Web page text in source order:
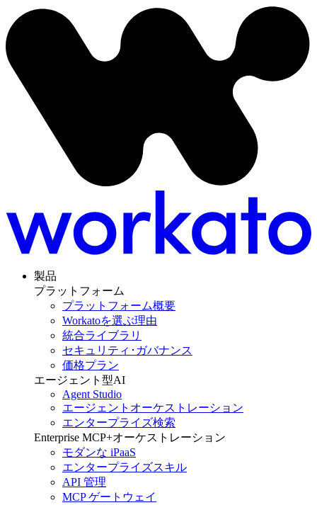
製品
プラットフォーム
プラットフォーム概要
Workatoを選ぶ理由
統合ライブラリ
セキュリティ･ガバナンス
価格プラン
エージェント型AI
Agent Studio
エージェントオーケストレーション
エンタープライズ検索
Enterprise MCP+オーケストレーション
モダンな iPaaS
エンタープライズスキル
API 管理
MCP ゲートウェイ